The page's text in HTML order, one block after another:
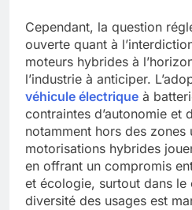
Cependant, la question
ouverte quant à
moteurs hybrides à
l’industrie à anticiper.
véhicule électrique à
contraintes d’autonomie et
notamment hors des zones
motorisations hybrides
en offrant un compromis
et écologie, surtout dans
diversité des usages est